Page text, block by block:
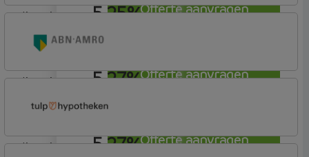
Offerte aanvragen
5,25%
Offerte aanvragen
lineair
5,27%
Offerte aanvragen
Basisvoorwaarden
lineair
5,27%
Woning
lineair